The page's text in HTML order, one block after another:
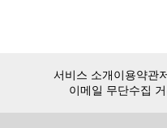
서비스 소개이용약관
이메일 무단수집